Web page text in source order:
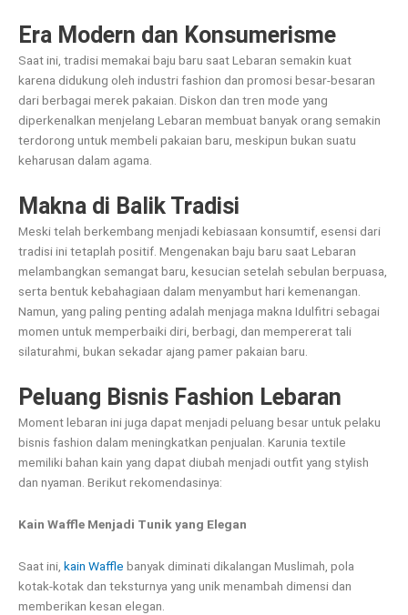
Era Modern dan Konsumerisme
Saat ini, tradisi memakai baju baru saat Lebaran semakin kuat
karena didukung oleh industri fashion dan promosi besar-besaran
dari berbagai merek pakaian. Diskon dan tren mode yang
diperkenalkan menjelang Lebaran membuat banyak orang semakin
terdorong untuk membeli pakaian baru, meskipun bukan suatu
keharusan dalam agama.
Makna di Balik Tradisi
Meski telah berkembang menjadi kebiasaan konsumtif, esensi dari
tradisi ini tetaplah positif. Mengenakan baju baru saat Lebaran
melambangkan semangat baru, kesucian setelah sebulan berpuasa,
serta bentuk kebahagiaan dalam menyambut hari kemenangan.
Namun, yang paling penting adalah menjaga makna Idulfitri sebagai
momen untuk memperbaiki diri, berbagi, dan mempererat tali
silaturahmi, bukan sekadar ajang pamer pakaian baru.
Peluang Bisnis Fashion Lebaran
Moment lebaran ini juga dapat menjadi peluang besar untuk pelaku
bisnis fashion dalam meningkatkan penjualan. Karunia textile
memiliki bahan kain yang dapat diubah menjadi outfit yang stylish
dan nyaman. Berikut rekomendasinya:
Kain Waffle Menjadi Tunik yang Elegan
Saat ini, kain Waffle banyak diminati dikalangan Muslimah, pola
kotak-kotak dan teksturnya yang unik menambah dimensi dan
memberikan kesan elegan.